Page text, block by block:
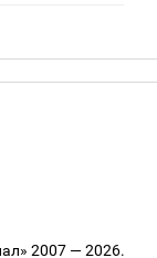
2007 — 2026.